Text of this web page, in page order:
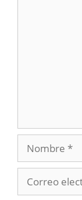
Nombre
electrónico